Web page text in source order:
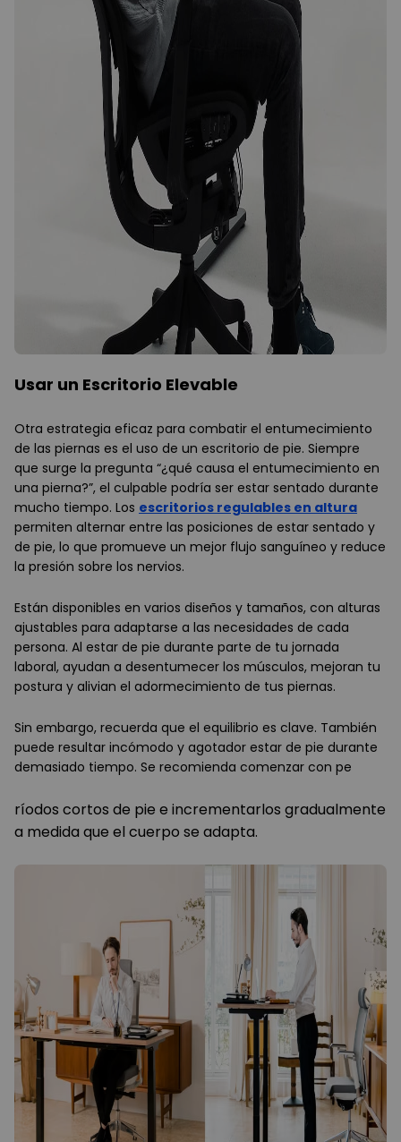
Usar un Escritorio Elevable
Otra estrategia eficaz para combatir el entumecimiento
de las piernas es el uso de un escritorio de pie. Siempre
que surge la pregunta “¿qué causa el entumecimiento en
una pierna?”, el culpable podría ser estar sentado durante
mucho tiempo. Los escritorios regulables en altura
permiten alternar entre las posiciones de estar sentado y
de pie, lo que promueve un mejor flujo sanguíneo y reduce
la presión sobre los nervios.
Están disponibles en varios diseños y tamaños, con alturas
ajustables para adaptarse a las necesidades de cada
persona. Al estar de pie durante parte de tu jornada
laboral, ayudan a desentumecer los músculos, mejoran tu
postura y alivian el adormecimiento de tus piernas.
Sin embargo, recuerda que el equilibrio es clave. También
puede resultar incómodo y agotador estar de pie durante
demasiado tiempo. Se recomienda comenzar con pe
ríodos cortos de pie e incrementarlos gradualmente
a medida que el cuerpo se adapta.